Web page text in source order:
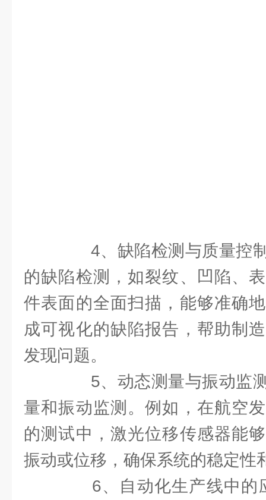
4、缺陷检测与质量控制
的缺陷检测，如裂纹、凹陷、
件表面的全面扫描，能够准确
成可视化的缺陷报告，帮助制
发现问题。
5、动态测量与振动监测
量和振动监测。例如，在航空
的测试中，激光位移传感器能
振动或位移，确保系统的稳定性
6、自动化生产线中的